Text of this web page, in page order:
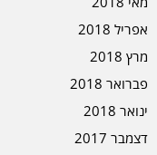
אפריל 2018
מרץ 2018
פברואר 2018
ינואר 2018
דצמבר 2017